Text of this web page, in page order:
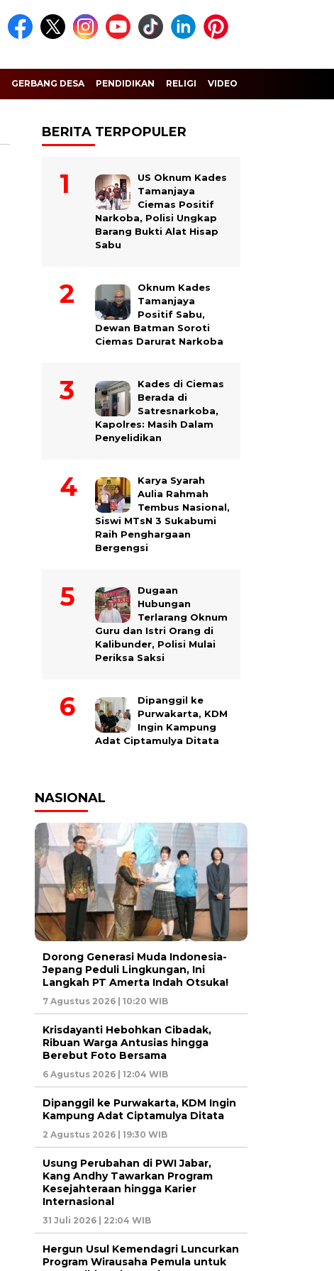
GERBANG DESA PENDIDIKAN RELIGI VIDEO
BERITA TERPOPULER
US Oknum Kades
Tamanjaya
Ciemas Positif
Narkoba, Polisi Ungkap
Barang Bukti Alat Hisap
Sabu
Oknum Kades
Tamanjaya
Positif Sabu,
Dewan Batman Soroti
Ciemas Darurat Narkoba
Kades di Ciemas
Berada di
Satresnarkoba,
Kapolres: Masih Dalam
Penyelidikan
Karya Syarah
Aulia Rahmah
Tembus Nasional,
Siswi MTsN 3 Sukabumi
Raih Penghargaan
Bergengsi
Dugaan
Hubungan
Terlarang Oknum
Guru dan Istri Orang di
Kalibunder, Polisi Mulai
Periksa Saksi
Dipanggil ke
Purwakarta, KDM
Ingin Kampung
Adat Ciptamulya Ditata
NASIONAL
Dorong Generasi Muda Indonesia-
Jepang Peduli Lingkungan, Ini
Langkah PT Amerta Indah Otsuka!
7 Agustus 2026 | 10:20 WIB
Krisdayanti Hebohkan Cibadak,
Ribuan Warga Antusias hingga
Berebut Foto Bersama
6 Agustus 2026 | 12:04 WIB
Dipanggil ke Purwakarta, KDM Ingin
Kampung Adat Ciptamulya Ditata
2 Agustus 2026 | 19:30 WIB
Usung Perubahan di PWI Jabar,
Kang Andhy Tawarkan Program
Kesejahteraan hingga Karier
Internasional
31 Juli 2026 | 22:04 WIB
Hergun Usul Kemendagri Luncurkan
Program Wirausaha Pemula untuk